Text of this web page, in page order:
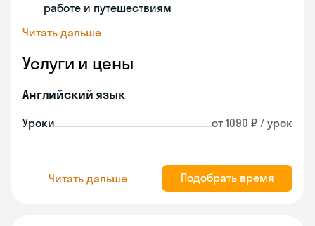
работе и путешествиям
Читать дальше
Услуги и цены
Английский язык
Уроки от 1090 ₽ / урок
Читать дальше Подобрать время